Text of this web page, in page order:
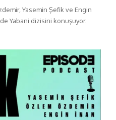
Yasemin Şefik ve Engin
Yabani dizisini konuşuyor.